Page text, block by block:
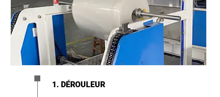
1. DÉROULEUR